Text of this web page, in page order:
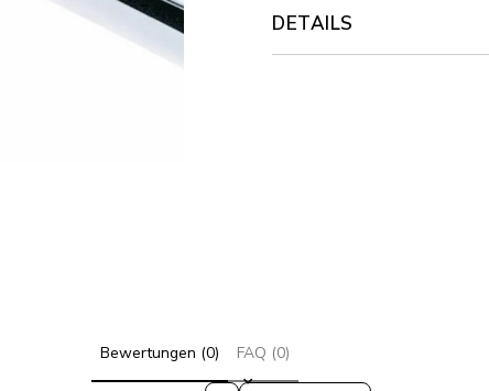
DETAILS
Bewertungen (0) FAQ (0)